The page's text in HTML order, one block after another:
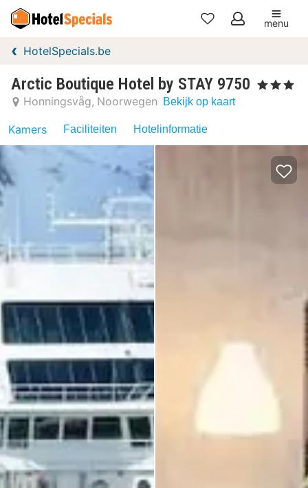
Mijn
menu
HotelSpecials.be
Arctic Boutique Hotel by STAY 9750 , 3 Sterren
Honningsvåg Noorwegen Bekijk op kaart
Kamers Faciliteiten Hotelinformatie